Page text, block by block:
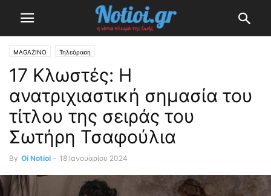
MAGAZINO Τηλεόραση
17 Κλωστές: Η
ανατριχιαστική σημασία του
τίτλου της σειράς του
Σωτήρη Τσαφούλια
By Oi Notioi - 18 Ιανουαρίου 2024